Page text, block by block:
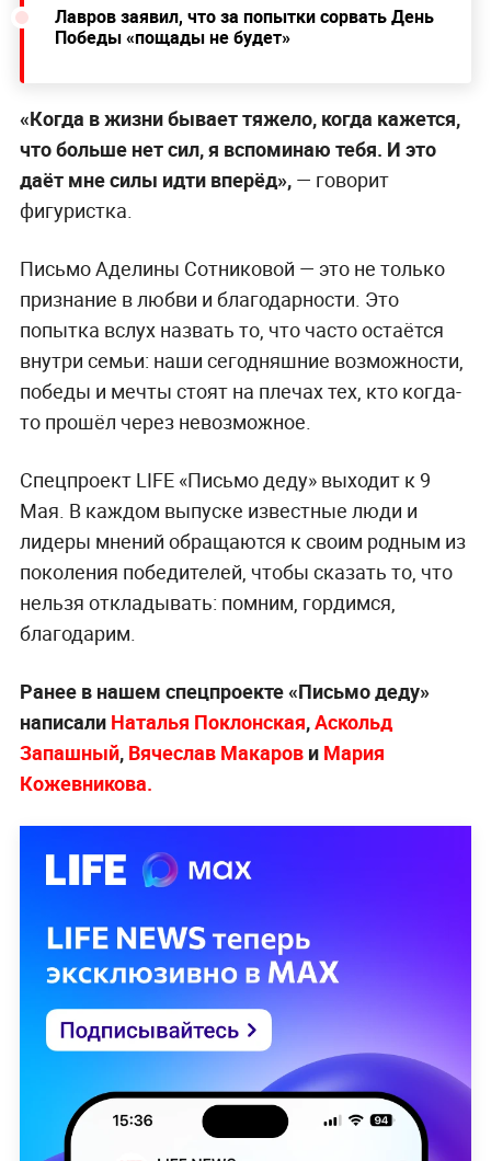
Лавров заявил, что за попытки сорвать День
Победы «пощады не будет»
«Когда в жизни бывает тяжело, когда кажется,
что больше нет сил, я вспоминаю тебя. И это
даёт мне силы идти вперёд», — говорит
фигуристка.
Письмо Аделины Сотниковой — это не только
признание в любви и благодарности. Это
попытка вслух назвать то, что часто остаётся
внутри семьи: наши сегодняшние возможности,
победы и мечты стоят на плечах тех, кто когда-
то прошёл через невозможное.
Спецпроект LIFE «Письмо деду» выходит к 9
Мая. В каждом выпуске известные люди и
лидеры мнений обращаются к своим родным из
поколения победителей, чтобы сказать то, что
нельзя откладывать: помним, гордимся,
благодарим.
Ранее в нашем спецпроекте «Письмо деду»
написали Наталья Поклонская,Аскольд
Запашный, Вячеслав МакаровиМария
Кожевникова.